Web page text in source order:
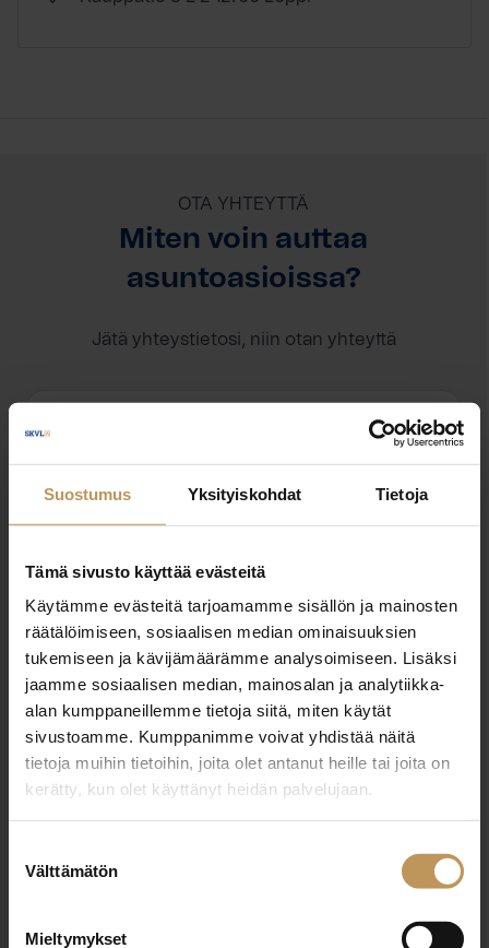
Suostumus Yksityiskohdat Tietoja
Tämä sivusto käyttää evästeitä
Käytämme evästeitä tarjoamamme sisällön ja mainosten
räätälöimiseen, sosiaalisen median ominaisuuksien
tukemiseen ja kävijämäärämme analysoimiseen. Lisäksi
jaamme sosiaalisen median, mainosalan ja analytiikka-
alan kumppaneillemme tietoja siitä, miten käytät
sivustoamme. Kumppanimme voivat yhdistää näitä
tietoja muihin tietoihin, joita olet antanut heille tai joita on
kerätty, kun olet käyttänyt heidän palvelujaan.
valinta
Välttämätön
Mieltymykset
OTA YHTEYTTÄ
Miten voin auttaa
asuntoasioissa?
Jätä yhteystietosi, niin otan yhteyttä
"*" näyttää pakolliset kentät
Aihe
Nimi*
Sähköposti